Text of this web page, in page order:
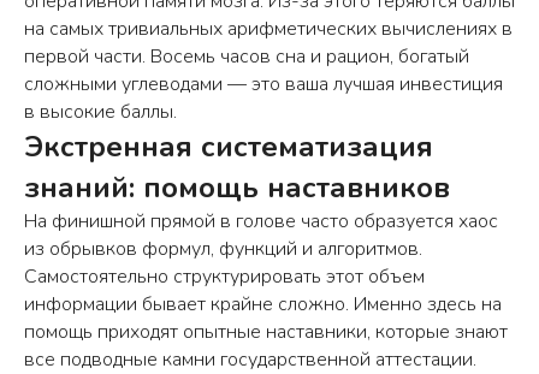
на самых тривиальных арифметических вычислениях в
первой части. Восемь часов сна и рацион, богатый
сложными углеводами — это ваша лучшая инвестиция
в высокие баллы.
Экстренная систематизация
знаний: помощь наставников
На финишной прямой в голове часто образуется хаос
из обрывков формул, функций и алгоритмов.
Самостоятельно структурировать этот объем
информации бывает крайне сложно. Именно здесь на
помощь приходят опытные наставники, которые знают
все подводные камни государственной аттестации.
Другие
Какие игры делают
с помощью Scratch?
Программирование
- что это и зачем?
Как выбрать язык
программирования?